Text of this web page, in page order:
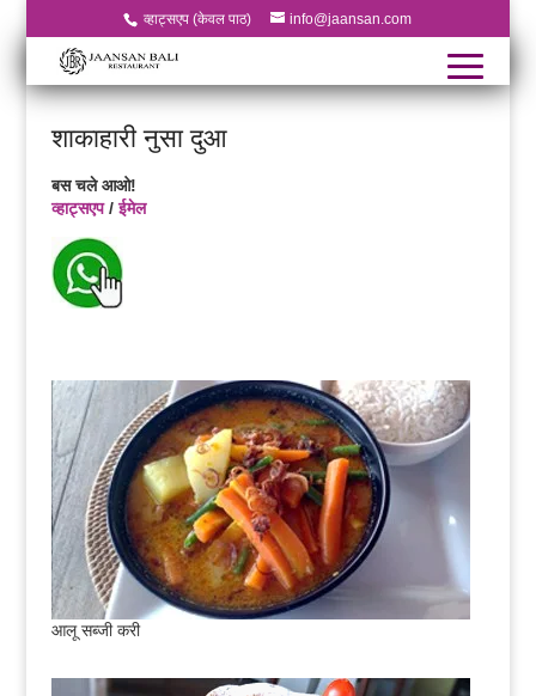
व्हाट्सएप (केवल पाठ) info@jaansan.com
शाकाहारी नुसा दुआ
बस चले आओ!
व्हाट्सएप/ईमेल
आलू सब्जी करी